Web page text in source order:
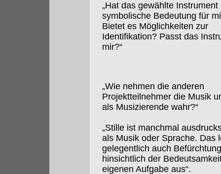
„Hat das gewählte Instrument
symbolische Bedeutung für
Bietet es Möglichkeiten zur
Identifikation? Passt das
mir?“
„Wie nehmen die anderen
Projektteilnehmer die Musik
als Musizierende wahr?“
„Stille ist manchmal
als Musik oder Sprache. Das
gelegentlich auch
hinsichtlich der
eigenen Aufgabe aus“.